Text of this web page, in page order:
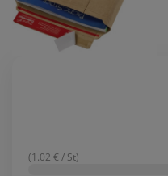
(1.02 € / St)